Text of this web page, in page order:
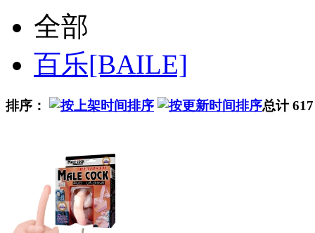
全部
百乐[BAILE]
排序： 总计